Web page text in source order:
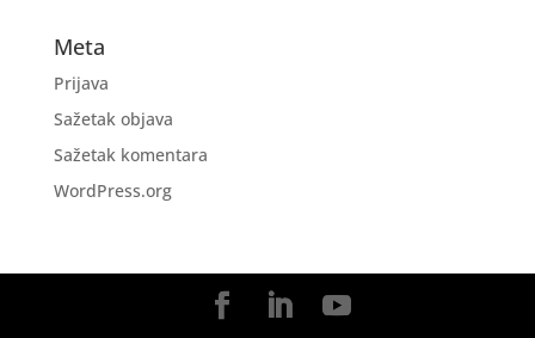
Meta
Prijava
Sažetak objava
Sažetak komentara
WordPress.org